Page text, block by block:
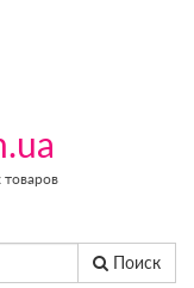
товаров
Поиск